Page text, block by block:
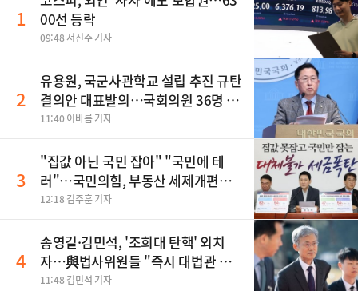
1
00선 등락
09:48 서진주 기자
2
유용원, 국군사관학교 설립 추진 규탄
결의안 대표발의…국회의원 36명 동
참
11:40 이바름 기자
3
"집값 아닌 국민 잡아" "국민에 테
러"…국민의힘, 부동산 세제개편안
맹폭
12:18 김주훈 기자
4
송영길·김민석, '조희대 탄핵' 외치
자…與법사위원들 "즉시 대법관 제
청하라"
11:48 김민석 기자